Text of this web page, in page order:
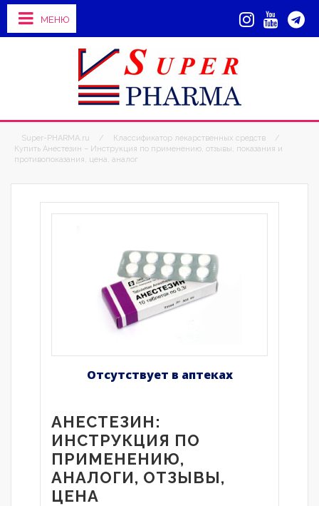
МЕНЮ
Super-PHARMA.ru / Классификатор лекарственных средств
/
Купить Анестезин – Инструкция по применению, отзывы, показания и
противопоказания, цена, аналог
Отсутствует в аптеках
АНЕСТЕЗИН:
ИНСТРУКЦИЯ ПО
ПРИМЕНЕНИЮ,
АНАЛОГИ, ОТЗЫВЫ,
ЦЕНА